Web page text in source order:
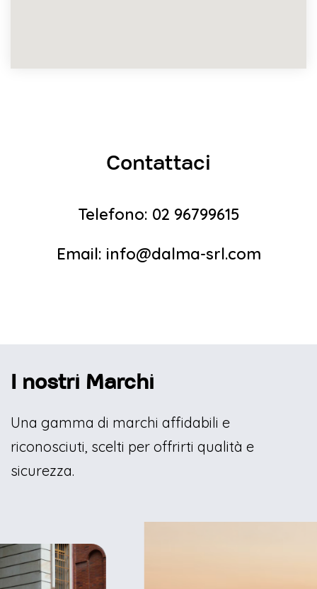
Contattaci
Telefono: 02 96799615
Email: info@dalma-srl.com
I nostri Marchi
Una gamma di marchi affidabili e
riconosciuti, scelti per offrirti qualità e
sicurezza.